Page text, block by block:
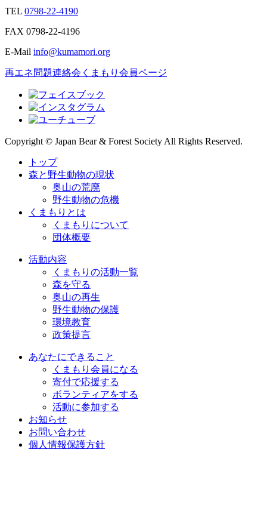
TEL 0798-22-4190
FAX 0798-22-4196
E-Mail info@kumamori.org
再エネ問題連絡会 くまもり会員ページ
Copyright © Japan Bear & Forest Society All Rights Reserved.
トップ
森と野生動物の現状
奥山の荒廃
野生動物の危機
くまもりとは
くまもりについて
団体概要
活動内容
くまもりの活動一覧
森を守る
奥山の再生
野生動物の保護
環境教育
政策提言
あなたにできること
くまもり会員になる
寄付で応援する
ボランティアをする
活動に参加する
お知らせ
お問い合わせ
個人情報保護方針